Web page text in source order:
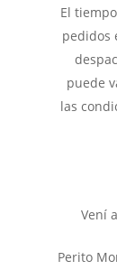
El
pedidos
puede
las
Vení
Perito